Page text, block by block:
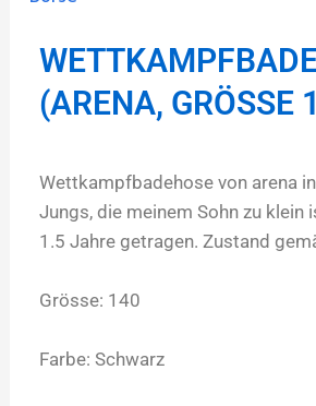
(ARENA, GRÖSSE
Wettkampfbadehose von arena
Jungs, die meinem Sohn zu klein
1.5 Jahre getragen. Zustand
Grösse: 140
Farbe: Schwarz